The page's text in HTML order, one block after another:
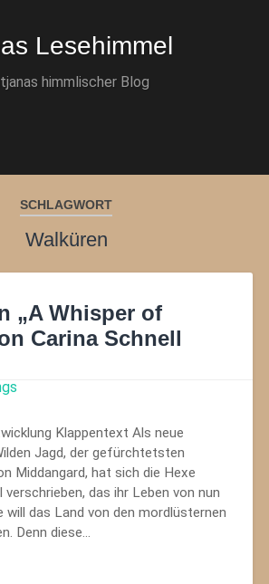
Lesehimmel
himmlischer Blog
SCHLAGWORT
Walküren
„A Whisper of
Carina Schnell
Klappentext Als neue
Jagd, der gefürchtetsten
Middangard, hat sich die Hexe
verschrieben, das ihr Leben von nun
will das Land von den mordlüsternen
Denn diese…